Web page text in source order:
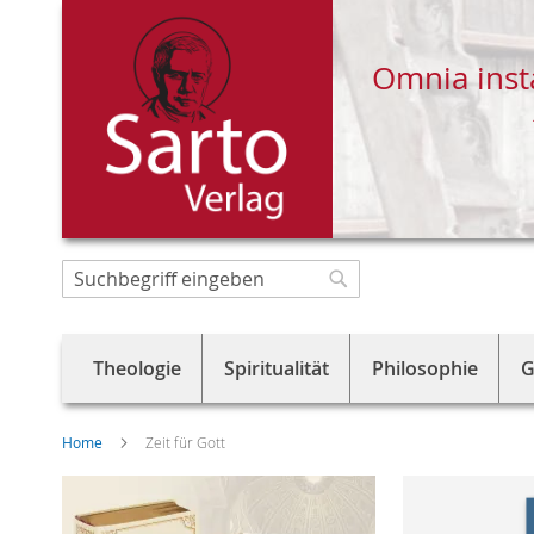
Direkt
zum
Omnia
Suche
Theologie Spiritualität Philosophie
Home Zeit für Gott